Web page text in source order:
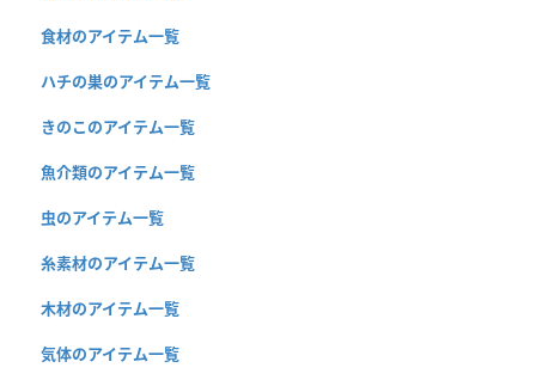
食材のアイテム一覧
ハチの巣のアイテム一覧
きのこのアイテム一覧
魚介類のアイテム一覧
虫のアイテム一覧
糸素材のアイテム一覧
木材のアイテム一覧
気体のアイテム一覧